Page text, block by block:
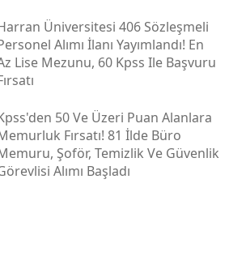
Üniversitesi 406 Sözleşmeli
Alımı İlanı Yayımlandı! En
Lise Mezunu, 60 Kpss Ile Başvuru
50 Ve Üzeri Puan Alanlara
Fırsatı! 81 İlde Büro
Şoför, Temizlik Ve Güvenlik
Alımı Başladı